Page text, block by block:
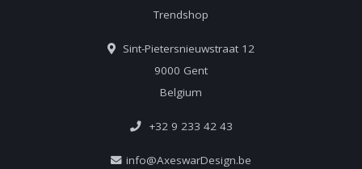
Trendshop
Sint-Pietersnieuwstraat 12
9000 Gent
Belgium
+32 9 233 42 43
info@AxeswarDesign.be